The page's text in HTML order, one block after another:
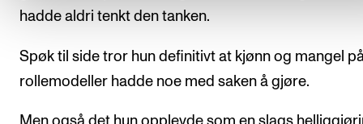
hadde aldri tenkt den tanken.
Spøk til side tror hun definitivt at kjønn og mangel
rollemodeller hadde noe med saken å gjøre.